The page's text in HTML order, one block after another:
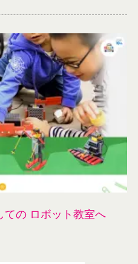
ての ロボット教室へ